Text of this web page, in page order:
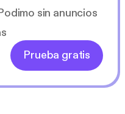
sin anuncios
Prueba gratis